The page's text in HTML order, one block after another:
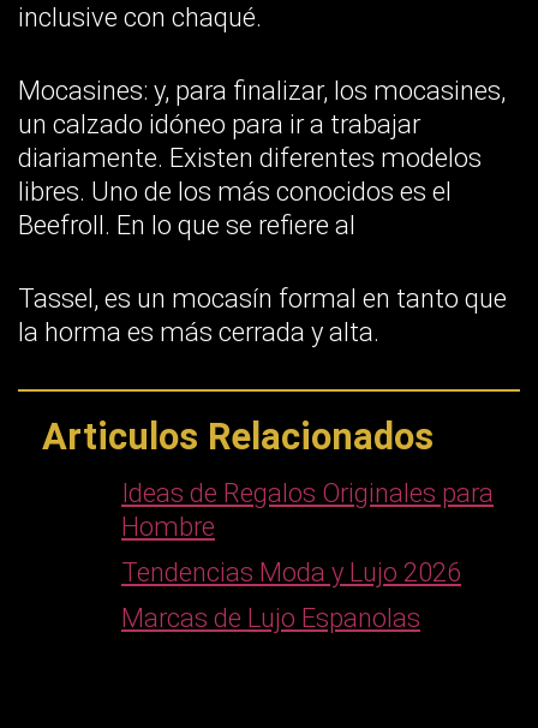
inclusive con chaqué.
Mocasines: y, para finalizar, los mocasines,
un calzado idóneo para ir a trabajar
diariamente. Existen diferentes modelos
libres. Uno de los más conocidos es el
Beefroll. En lo que se refiere al
Tassel, es un mocasín formal en tanto que
la horma es más cerrada y alta.
Articulos Relacionados
Ideas de Regalos Originales para
Hombre
Tendencias Moda y Lujo 2026
Marcas de Lujo Espanolas